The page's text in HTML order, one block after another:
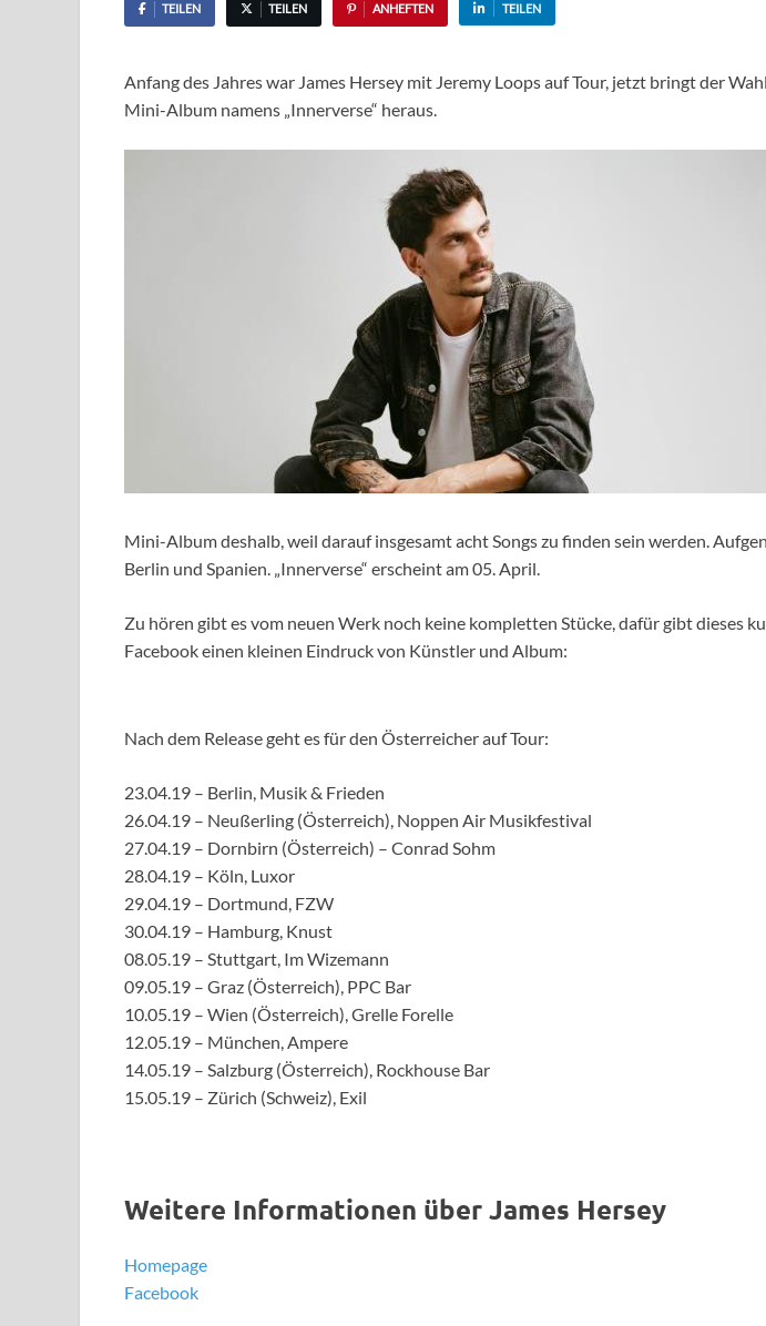
TEILEN TEILEN ANHEFTEN TEILEN
Anfang des Jahres war James Hersey mit Jeremy Loops auf Tour, jetzt bringt der
Mini-Album namens „Innerverse“ heraus.
Mini-Album deshalb, weil darauf insgesamt acht Songs zu finden sein werden.
Berlin und Spanien. „Innerverse“ erscheint am 05. April.
Zu hören gibt es vom neuen Werk noch keine kompletten Stücke, dafür gibt dieses
Facebook einen kleinen Eindruck von Künstler und Album:
Nach dem Release geht es für den Österreicher auf Tour:
23.04.19 – Berlin, Musik & Frieden
26.04.19 – Neußerling (Österreich), Noppen Air Musikfestival
27.04.19 – Dornbirn (Österreich) – Conrad Sohm
28.04.19 – Köln, Luxor
29.04.19 – Dortmund, FZW
30.04.19 – Hamburg, Knust
08.05.19 – Stuttgart, Im Wizemann
09.05.19 – Graz (Österreich), PPC Bar
10.05.19 – Wien (Österreich), Grelle Forelle
12.05.19 – München, Ampere
14.05.19 – Salzburg (Österreich), Rockhouse Bar
15.05.19 – Zürich (Schweiz), Exil
Weitere Informationen über James Hersey
Homepage
Facebook